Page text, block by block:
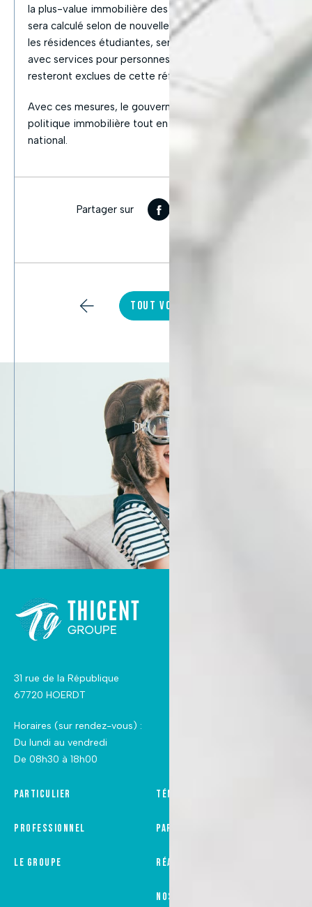
la plus-value immobilière des biens loués en meublé
sera calculé selon de nouvelles modalités. À noter que
les résidences étudiantes, seniors et les logements
avec services pour personnes âgées ou handicapées
resteront exclues de cette réforme.
Avec ces mesures, le gouvernement entend réajuster la
politique immobilière tout en consolidant le budget
national.
Partager sur
TOUT VOIR
31 rue de la République
67720 HOERDT
Horaires (sur rendez-vous) :
Du lundi au vendredi
De 08h30 à 18h00
Particulier
Professionnel
Le groupe
Témoignages
Partenaires
Réalisations
Nos honoraires